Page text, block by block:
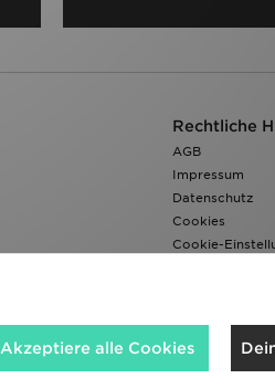
Rechtliche
AGB
Impressum
Datenschutz
Cookies
Cookie-
Akzeptiere alle Cookies